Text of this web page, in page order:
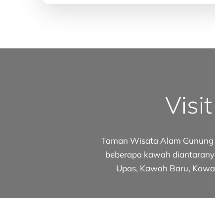
Taman Wisata Alam
beberapa kawah
Upas, Kawah Baru,